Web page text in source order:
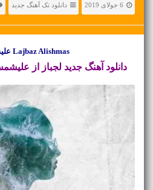
6 جولای 2019 دانلود تک آهنگ جدید
Lajbaz Alishmas علیشمس لجباز
دانلود آهنگ جدید لجباز از